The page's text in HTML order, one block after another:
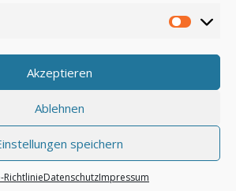
Akzeptieren
Ablehnen
speichern
RichtlinieDatenschutzImpressum
© by safar-reiseblog.de